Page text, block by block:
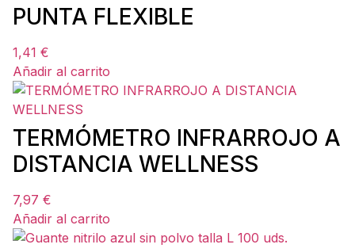
PUNTA FLEXIBLE
1,41 €
Añadir al carrito
TERMÓMETRO INFRARROJO A
DISTANCIA WELLNESS
7,97 €
Añadir al carrito